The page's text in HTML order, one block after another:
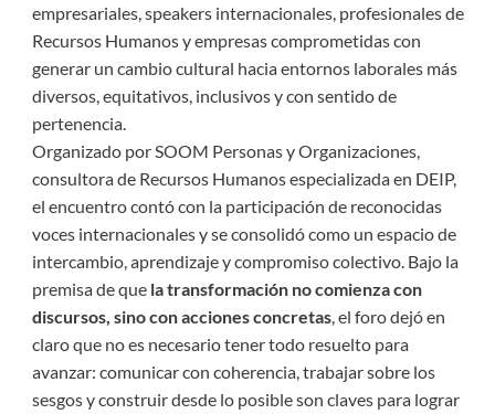
empresariales, speakers internacionales, profesionales de
Recursos Humanos y empresas comprometidas con
generar un cambio cultural hacia entornos laborales más
diversos, equitativos, inclusivos y con sentido de
pertenencia.
Organizado por SOOM Personas y Organizaciones,
consultora de Recursos Humanos especializada en DEIP,
el encuentro contó con la participación de reconocidas
voces internacionales y se consolidó como un espacio de
intercambio, aprendizaje y compromiso colectivo. Bajo la
premisa de que la transformación no comienza con
discursos, sino con acciones concretas, el foro dejó en
claro que no es necesario tener todo resuelto para
avanzar: comunicar con coherencia, trabajar sobre los
sesgos y construir desde lo posible son claves para lograr